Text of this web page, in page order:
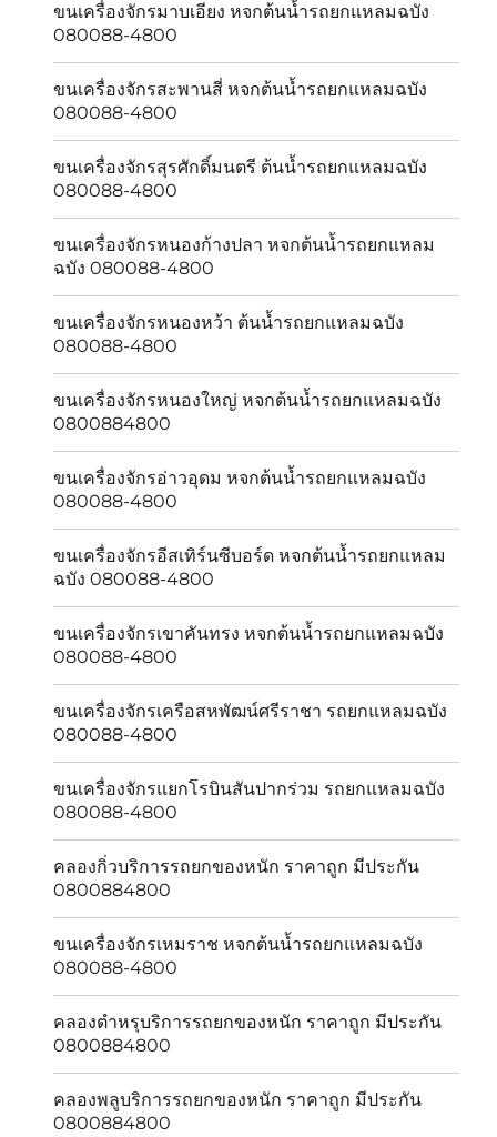
ขนเครื่องจักรมาบเอียง หจกต้นน้ำรถยกแหลมฉบัง
080088-4800
ขนเครื่องจักรสะพานสี่ หจกต้นน้ำรถยกแหลมฉบัง
080088-4800
ขนเครื่องจักรสุรศักดิ์มนตรี ต้นน้ำรถยกแหลมฉบัง
080088-4800
ขนเครื่องจักรหนองก้างปลา หจกต้นน้ำรถยกแหลม
ฉบัง 080088-4800
ขนเครื่องจักรหนองหว้า ต้นน้ำรถยกแหลมฉบัง
080088-4800
ขนเครื่องจักรหนองใหญ่ หจกต้นน้ำรถยกแหลมฉบัง
0800884800
ขนเครื่องจักรอ่าวอุดม หจกต้นน้ำรถยกแหลมฉบัง
080088-4800
ขนเครื่องจักรอีสเทิร์นซีบอร์ด หจกต้นน้ำรถยกแหลม
ฉบัง 080088-4800
ขนเครื่องจักรเขาคันทรง หจกต้นน้ำรถยกแหลมฉบัง
080088-4800
ขนเครื่องจักรเครือสหพัฒน์ศรีราชา รถยกแหลมฉบัง
080088-4800
ขนเครื่องจักรแยกโรบินสันปากร่วม รถยกแหลมฉบัง
080088-4800
คลองกิ่วบริการรถยกของหนัก ราคาถูก มีประกัน
0800884800
ขนเครื่องจักรเหมราช หจกต้นน้ำรถยกแหลมฉบัง
080088-4800
คลองตำหรุบริการรถยกของหนัก ราคาถูก มีประกัน
0800884800
คลองพลูบริการรถยกของหนัก ราคาถูก มีประกัน
0800884800